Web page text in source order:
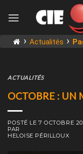
› Actualités ›
ACTUALITÉS
OCTOBRE : UN
POSTÉ LE7 OCTOBRE
PAR
HELOISE PÉRILLOUX